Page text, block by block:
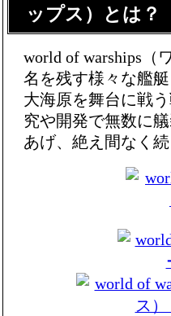
ップス）とは？
world of warships（
名を残す様々な艦
大海原を舞台に戦
究や開発で無数に
あげ、絶え間なく